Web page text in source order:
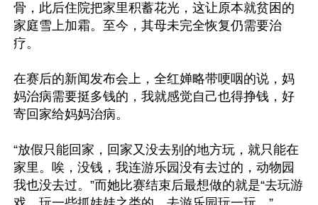
骨，此后住院把家里积蓄花光，这让原本就贫困的
家庭雪上加霜。至今，其母未完全恢复仍需要治
疗。
在赛后的新闻发布会上，全红婵略带哽咽的说，妈
妈治病需要挺多钱的，我就感觉自己也得挣钱，好
寄回家给妈妈治病。
“放假只能回家，回家又没去别的地方玩，就只能在
家里。唉，没钱，我连游乐园没有去过的，动物园
我也没去过。”而她比赛结束后最想做的就是“去玩游